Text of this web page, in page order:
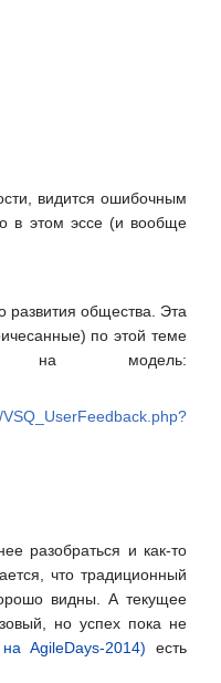
видится ошибочным
в этом эссе (и вообще
развития общества. Эта
по этой теме
на модель:
разобраться и как-то
что традиционный
видны. А текущее
но успех пока не
AgileDays-2014) есть